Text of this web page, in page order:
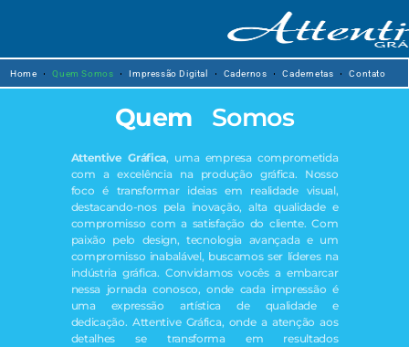
Home Quem Somos Impressão Digital Cadernos Cadernetas Contato
Quem Somos
Attentive Gráfica, uma empresa comprometida
com a excelência na produção gráfica. Nosso
foco é transformar ideias em realidade visual,
destacando-nos pela inovação, alta qualidade e
compromisso com a satisfação do cliente. Com
paixão pelo design, tecnologia avançada e um
compromisso inabalável, buscamos ser líderes na
indústria gráfica. Convidamos vocês a embarcar
nessa jornada conosco, onde cada impressão é
uma expressão artística de qualidade e
dedicação. Attentive Gráfica, onde a atenção aos
detalhes se transforma em resultados